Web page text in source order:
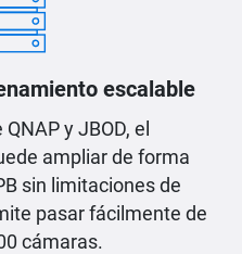
escalable
y JBOD, el
ampliar de forma
sin limitaciones de
pasar fácilmente de
cámaras.